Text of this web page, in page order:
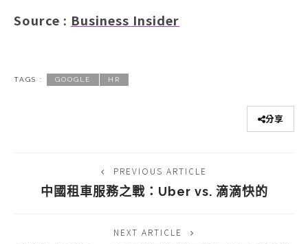
Source : Business Insider
TAGS : GOOGLE HR
分享
PREVIOUS ARTICLE
中國租車服務之戰：Uber vs. 滴滴快的
NEXT ARTICLE